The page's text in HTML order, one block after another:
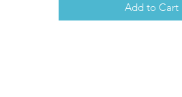
Add to Cart